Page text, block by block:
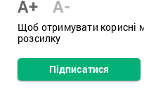
A+ A-
Щоб отримувати корисні
розсилку
Підписатися